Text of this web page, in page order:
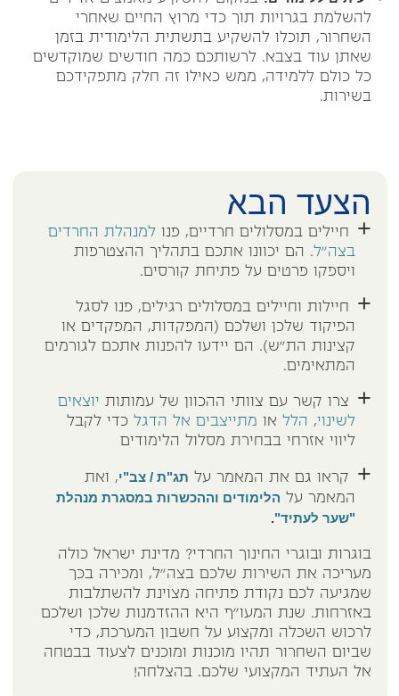
להשלמת בגרויות תוך כדי מרוץ החיים שאחרי
השחרור, תוכלו להשקיע בתשתית הלימודית בזמן
שאתן עוד בצבא. לרשותכם כמה חודשים שמוקדשים
כל כולם ללמידה, ממש כאילו זה חלק מתפקידכם
בשירות.
הצעד הבא
חיילים במסלולים חרדיים, פנולמנהלת החרדים
בצה"ל. הם יכוונו אתכם בתהליך ההצטרפות
ויספקו פרטים על פתיחת קורסים.
חיילות וחיילים במסלולים רגילים, פנו לסגל
הפיקוד שלכן ושלכם (המפקדות, המפקדים או
קצינות הת"ש). הם יידעו להפנות אתכם לגורמים
המתאימים.
צרו קשר עם צוותי ההכוון של עמותות יוצאים
לשינוי, הלל או מתייצבים אל הדגל כדי לקבל
ליווי אזרחי בבחירת מסלול הלימודים
קראו גם את המאמר על תג"ת / צב"י, ואת
המאמר על הלימודים וההכשרות במסגרת מנהלת
"שער לעתיד".
בוגרות ובוגרי החינוך החרדי? מדינת ישראל כולה
מעריכה את השירות שלכם בצה"ל, ומכירה בכך
שמגיעה לכם נקודת פתיחה מצוינת להשתלבות
באזרחות. שנת המעו"ף היא ההזדמנות שלכן ושלכם
לרכוש השכלה ומקצוע על חשבון המערכת, כדי
שביום השחרור תהיו מוכנות ומוכנים לצעוד בבטחה
אל העתיד המקצועי שלכם. בהצלחה!